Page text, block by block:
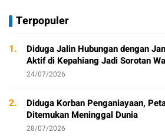
Terpopuler
1.
Diduga Jalin Hubungan dengan
Aktif di Kepahiang Jadi Sorotan
24/07/2026
2.
Diduga Korban Penganiayaan,
Ditemukan Meninggal Dunia
28/07/2026